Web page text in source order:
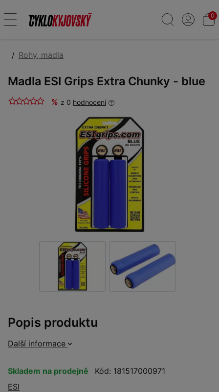
0
Rohy, madla
Madla ESI Grips Extra Chunky - blue
% z 0 hodnocení
Popis produktu
Další informace
Skladem na prodejně
Kód: 181517000971
ESI